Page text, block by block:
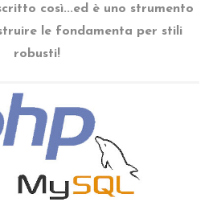
così...ed è uno strumento
le fondamenta per stili
robusti!